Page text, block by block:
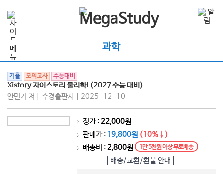
과학
기출 모의고사 수능대비
Xistory 자이스토리 물리학I (2027 수능 대비)
안민기 저 | 수경출판사 | 2025-12-10
> 정가 :22,000원
> 판매가 : 19,800원 (10%↓)
> 배송비 :2,800원 1만 5천원 이상 무료배송
배송/교환/환불 안내